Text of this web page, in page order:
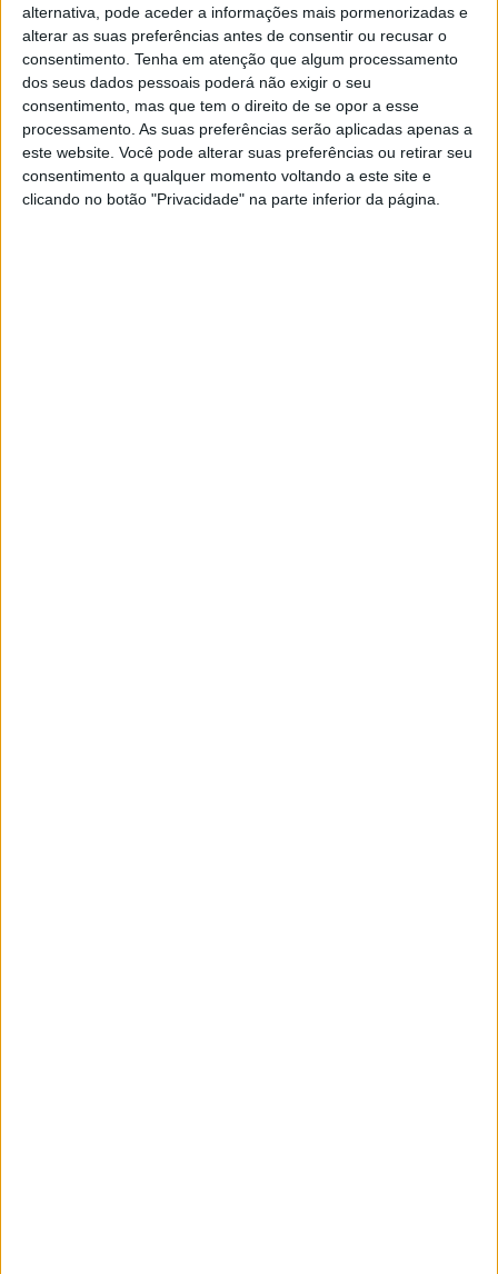
alternativa, pode aceder a informações mais pormenorizadas e
alterar as suas preferências antes de consentir ou recusar o
consentimento. Tenha em atenção que algum processamento
dos seus dados pessoais poderá não exigir o seu
consentimento, mas que tem o direito de se opor a esse
processamento. As suas preferências serão aplicadas apenas a
este website. Você pode alterar suas preferências ou retirar seu
consentimento a qualquer momento voltando a este site e
clicando no botão "Privacidade" na parte inferior da página.
sobre duas rodas.